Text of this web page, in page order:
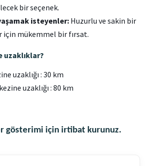
bir seçenek.
isteyenler: Huzurlu ve sakin bir
için mükemmel bir fırsat.
uzaklıklar?
uzaklığı : 30 km
uzaklığı : 80 km
gösterimi için irtibat kurunuz.